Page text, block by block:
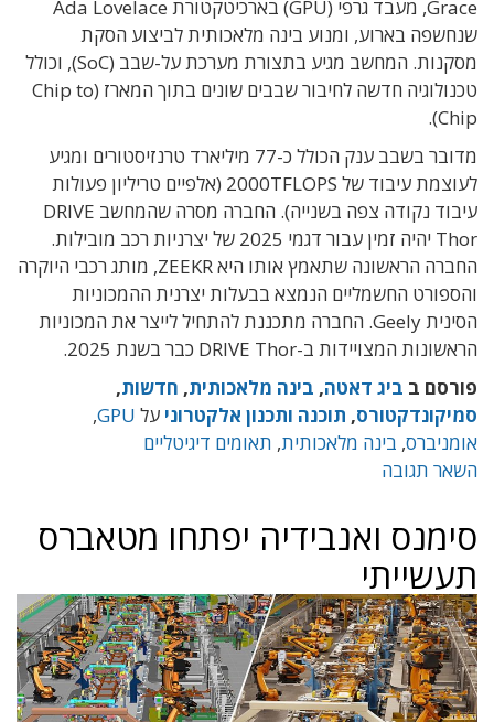
Grace, מעבד גרפי (GPU) בארכיטקטורת Ada Lovelace
שנחשפה בארוע, ומנוע בינה מלאכותית לביצוע הסקת
מסקנות. המחשב מגיע בתצורת מערכת על-שבב (SoC), וכולל
טכנולוגיה חדשה לחיבור שבבים שונים בתוך המארז (Chip to
Chip).
מדובר בשבב ענק הכולל כ-77 מיליארד טרנזיסטורים ומגיע
לעוצמת עיבוד של 2000TFLOPS (אלפיים טריליון פעולות
עיבוד נקודה צפה בשנייה). החברה מסרה שהמחשב DRIVE
Thor יהיה זמין עבור דגמי 2025 של יצרניות רכב מובילות.
החברה הראשונה שתאמץ אותו היא ZEEKR, מותג רכבי היוקרה
והספורט החשמליים הנמצא בבעלות יצרנית ההמכוניות
הסינית Geely. החברה מתכננת להתחיל לייצר את המכוניות
הראשונות המצויידות ב-DRIVE Thor כבר בשנת 2025.
פורסם ב ביג דאטה, בינה מלאכותית, חדשות,
סמיקונדקטורס, תוכנה ותכנון אלקטרוני על GPU
,
אומניברס, בינה מלאכותית, תאומים דיגיטליים
השאר תגובה
סימנס ואנבידיה יפתחו מטאברס
תעשייתי